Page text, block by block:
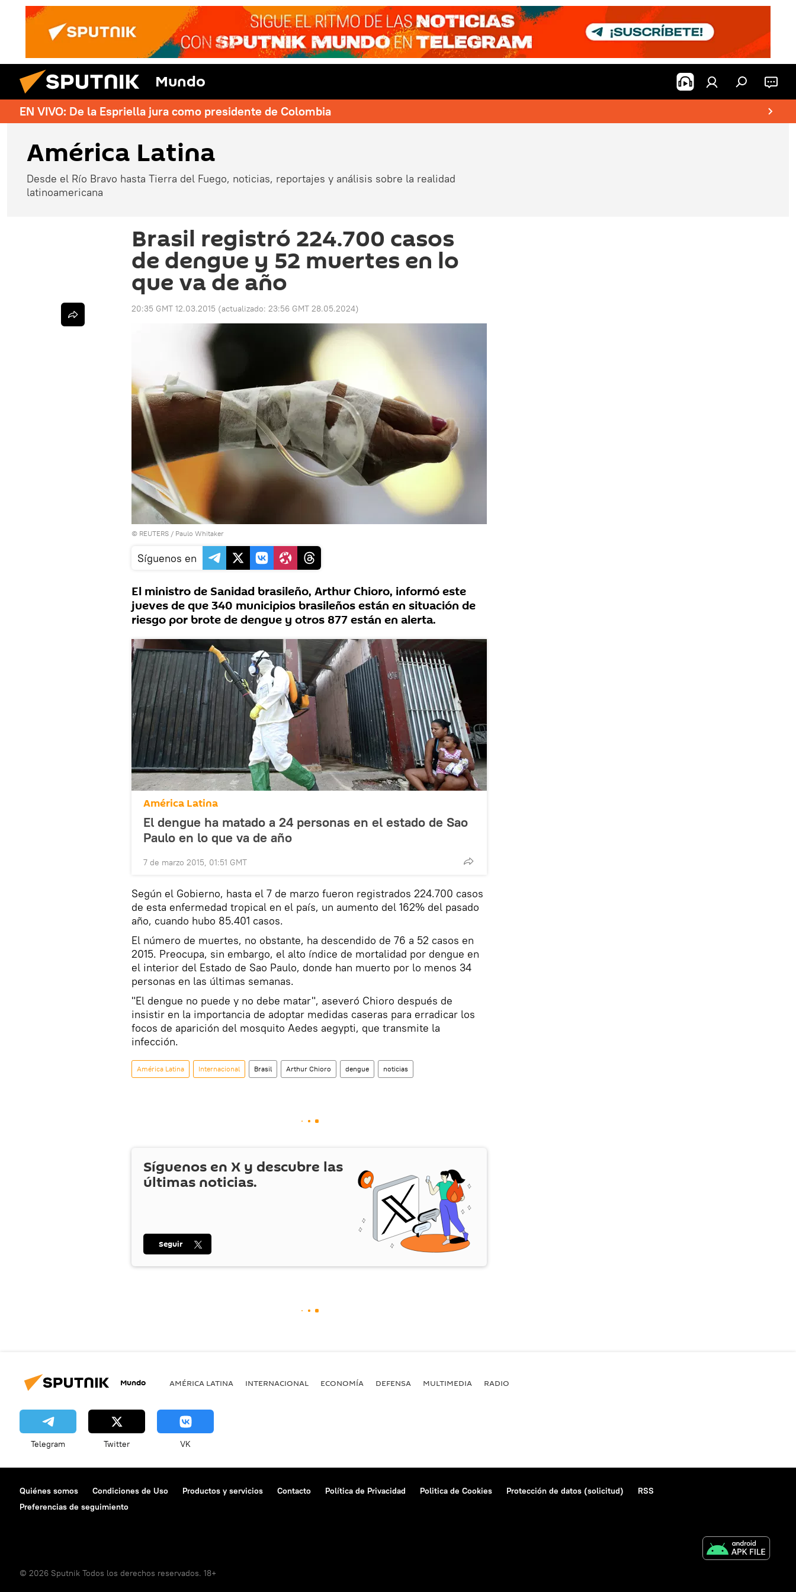
Mundo
EN VIVO: De la Espriella jura como presidente de Colombia
América Latina
Desde el Río Bravo hasta Tierra del Fuego, noticias, reportajes y análisis sobre la realidad
latinoamericana
Brasil registró 224.700 casos
de dengue y 52 muertes en lo
que va de año
20:35 GMT 12.03.2015 (actualizado: 23:56 GMT 28.05.2024)
© REUTERS / Paulo Whitaker
Síguenos en
El ministro de Sanidad brasileño, Arthur Chioro, informó este
jueves de que 340 municipios brasileños están en situación de
riesgo por brote de dengue y otros 877 están en alerta.
América Latina
El dengue ha matado a 24 personas en el estado de Sao
Paulo en lo que va de año
7 de marzo 2015, 01:51 GMT
Según el Gobierno, hasta el 7 de marzo fueron registrados 224.700 casos
de esta enfermedad tropical en el país, un aumento del 162% del pasado
año, cuando hubo 85.401 casos.
El número de muertes, no obstante, ha descendido de 76 a 52 casos en
2015. Preocupa, sin embargo, el alto índice de mortalidad por dengue en
el interior del Estado de Sao Paulo, donde han muerto por lo menos 34
personas en las últimas semanas.
"El dengue no puede y no debe matar", aseveró Chioro después de
insistir en la importancia de adoptar medidas caseras para erradicar los
focos de aparición del mosquito Aedes aegypti, que transmite la
infección.
América Latina Internacional Brasil Arthur Chioro dengue noticias
Síguenos en X y descubre las
últimas noticias.
Seguir
Mundo AMÉRICA LATINA INTERNACIONAL ECONOMÍA DEFENSA MULTIMEDIA RADIO
Telegram Twitter VK
Quiénes somos Condiciones de Uso Productos y servicios Contacto Política de Privacidad Politica de Cookies Protección de datos (solicitud)
RSS
Preferencias de seguimiento
© 2026 Sputnik Todos los derechos reservados. 18+